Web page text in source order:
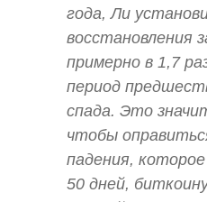
года, Ли
восстановления
примерно в 1,7
период
спада. Это
чтобы
падения,
50 дней,